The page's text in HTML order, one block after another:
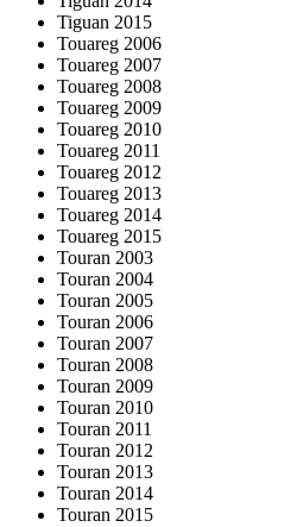
Tiguan 2015
Touareg 2006
Touareg 2007
Touareg 2008
Touareg 2009
Touareg 2010
Touareg 2011
Touareg 2012
Touareg 2013
Touareg 2014
Touareg 2015
Touran 2003
Touran 2004
Touran 2005
Touran 2006
Touran 2007
Touran 2008
Touran 2009
Touran 2010
Touran 2011
Touran 2012
Touran 2013
Touran 2014
Touran 2015